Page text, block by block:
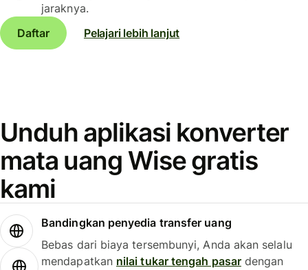
jaraknya.
Daftar
Pelajari lebih lanjut
Unduh aplikasi konverter
mata uang Wise gratis
kami
Bandingkan penyedia transfer uang
Bebas dari biaya tersembunyi, Anda akan selalu
mendapatkan nilai tukar tengah pasardengan